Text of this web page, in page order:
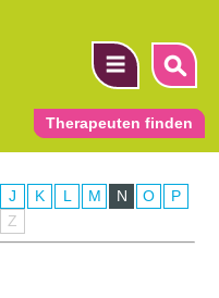
Therapeuten finden
J K L M N O
P
Z